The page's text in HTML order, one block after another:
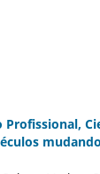
Profissional,